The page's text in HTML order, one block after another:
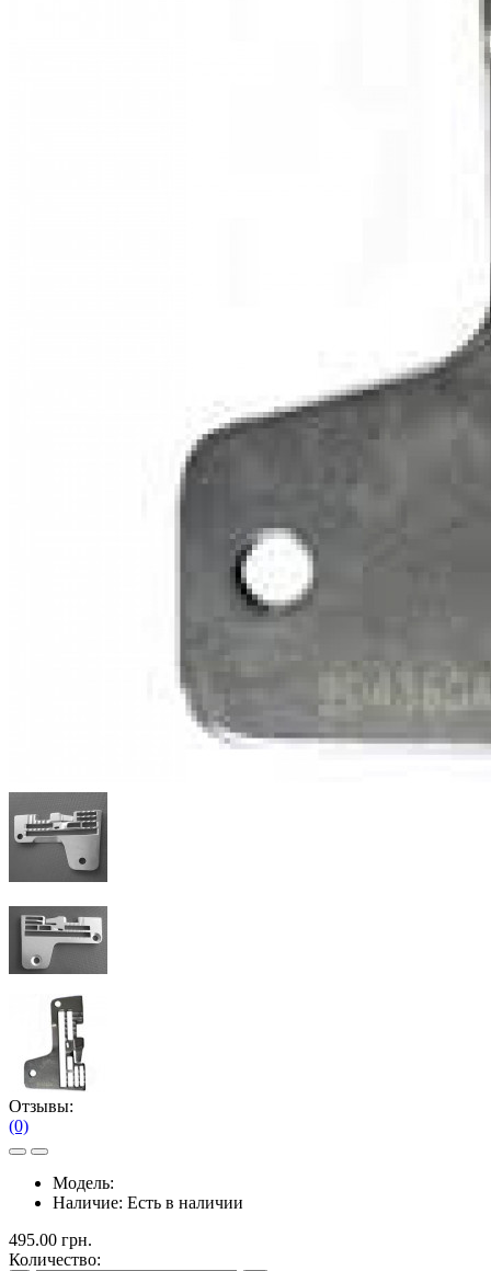
Отзывы:
(0)
Модель:
Наличие: Есть в наличии
495.00 грн.
Количество: